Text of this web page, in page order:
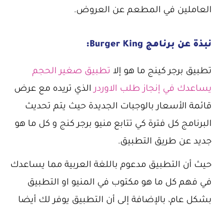
العاملين في المطعم عن العروض.
نبذة عن برنامج Burger King:
تطبيق برجر كينج ما هو إلا تطبيق صغير الحجم
يساعدك في إنجاز طلب الاوردر الذي تريده مع عرض
قائمة الأسعار بالوجبات الجديدة حيث يتم تحديث
البرنامج كل فترة كي تتابع منيو برجر كنج و كل ما هو
جديد عن طريق التطبيق.
حيث أن التطبيق مدعوم باللغة العربية مما يساعدك
في فهم كل ما هو مكتوب في المنيو او التطبيق
بشكل عام، بالإضافة إلى أن التطبيق يوفر لك أيضا